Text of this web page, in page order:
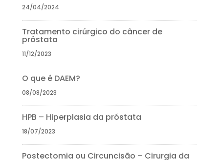
24/04/2024
Tratamento cirúrgico do câncer de
próstata
11/12/2023
O que é DAEM?
08/08/2023
HPB – Hiperplasia da próstata
18/07/2023
Postectomia ou Circuncisão – Cirurgia da